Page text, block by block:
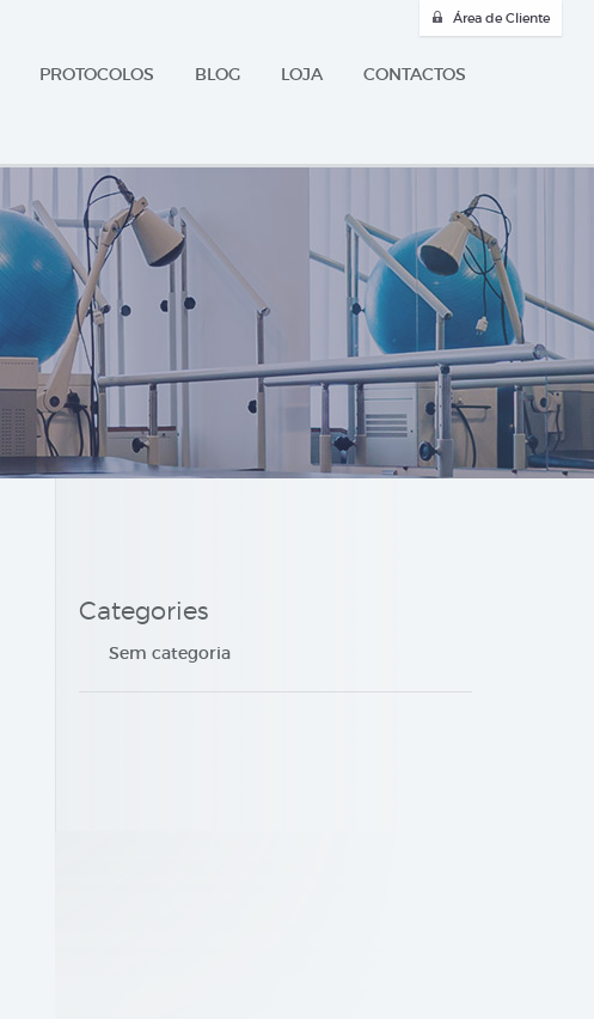
Área de Cliente
PROTOCOLOS BLOG LOJA CONTACTOS
Categories
Sem categoria